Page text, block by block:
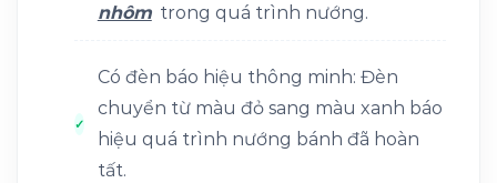
nhôm trong quá trình nướng.
Có đèn báo hiệu thông minh: Đèn
chuyển từ màu đỏ sang màu xanh báo
hiệu quá trình nướng bánh đã hoàn
tất.